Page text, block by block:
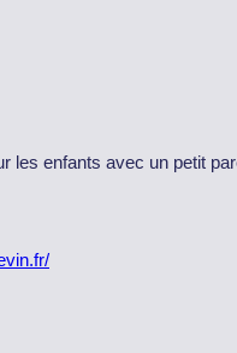
les enfants avec un petit